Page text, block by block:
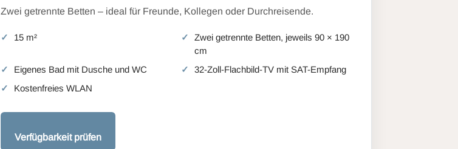
Zwei getrennte Betten – ideal für Freunde, Kollegen oder Durchreisende.
15 m²
Zwei getrennte Betten, jeweils 90 × 190
cm
Eigenes Bad mit Dusche und WC
32-Zoll-Flachbild-TV mit SAT-Empfang
Kostenfreies WLAN
Verfügbarkeit prüfen